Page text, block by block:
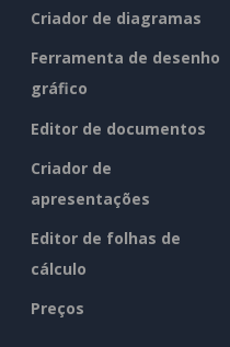
Criador de diagramas
Ferramenta de desenho
gráfico
Editor de documentos
Criador de
apresentações
Editor de folhas de
cálculo
Preços